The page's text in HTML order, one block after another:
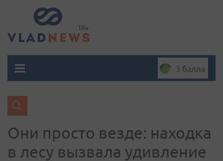
3 балла
Они просто везде: находка
в лесу вызвала удивление